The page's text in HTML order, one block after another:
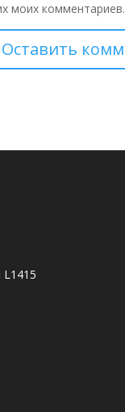
моих комментариев.